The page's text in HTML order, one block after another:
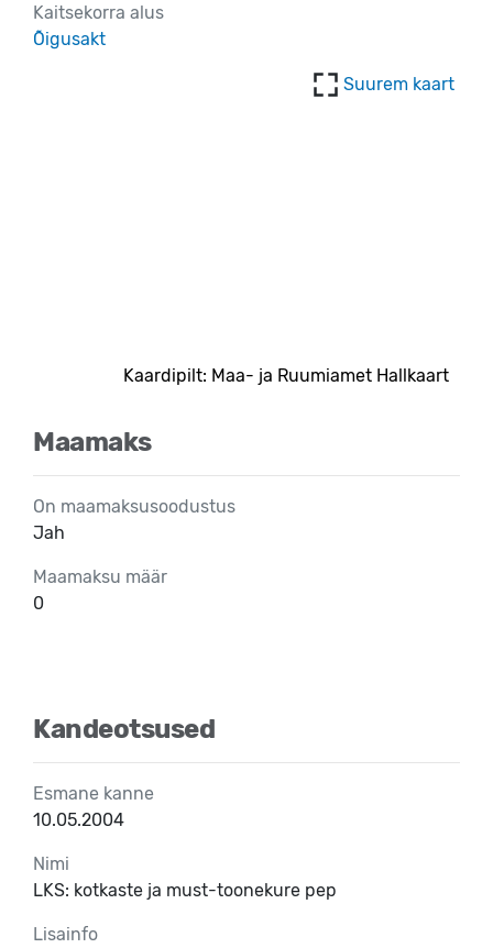
Kaitsekorra alus
Õigusakt
Suurem kaart
Kaardipilt: Maa- ja Ruumiamet Hallkaart
Maamaks
On maamaksusoodustus
Jah
Maamaksu määr
0
Kandeotsused
Esmane kanne
10.05.2004
Nimi
LKS: kotkaste ja must-toonekure pep
Lisainfo